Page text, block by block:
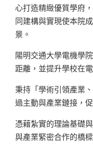
心打造精緻優質學府，
同建構與實現使本院
景。
陽明交通大學電機學
距離，並提升學校在
秉持「學術引領產業
過主動與產業鏈接，
憑藉紮實的理論基礎
與產業緊密合作的橋樑